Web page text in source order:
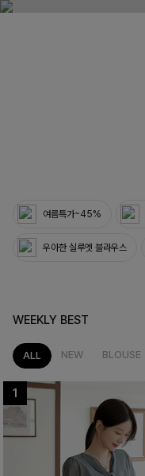
여름특가~45%
우아한 실루엣 블라우스
WEEKLY BEST
ALL NEW BLOUSE